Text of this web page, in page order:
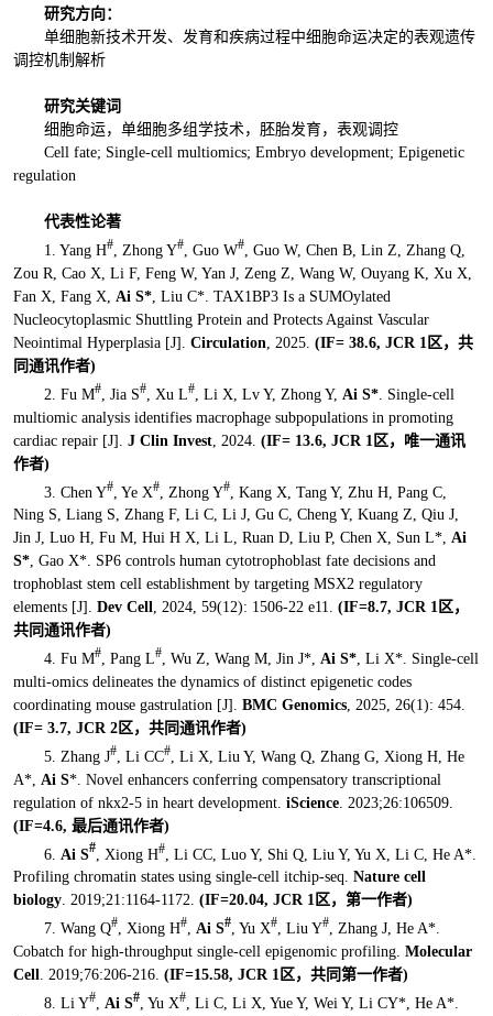
研究方向：
单细胞新技术开发、发育和疾病过程中细胞命运决定的表观遗传
调控机制解析
研究关键词
细胞命运，单细胞多组学技术，胚胎发育，表观调控
Cell fate; Single-cell multiomics; Embryo development; Epigenetic
regulation
代表性论著
1. Yang H#, Zhong Y#, Guo W#, Guo W, Chen B, Lin Z, Zhang Q,
Zou R, Cao X, Li F, Feng W, Yan J, Zeng Z, Wang W, Ouyang K, Xu X,
Fan X, Fang X, Ai S*, Liu C*. TAX1BP3 Is a SUMOylated
Nucleocytoplasmic Shuttling Protein and Protects Against Vascular
Neointimal Hyperplasia [J]. Circulation, 2025. (IF= 38.6, JCR 1区，共
同通讯作者)
2. Fu M#, Jia S#, Xu L#, Li X, Lv Y, Zhong Y, Ai S*. Single-cell
multiomic analysis identifies macrophage subpopulations in promoting
cardiac repair [J]. J Clin Invest, 2024. (IF=13.6, JCR 1区，唯一通讯
作者)
3. Chen Y#, Ye X#, Zhong Y#, Kang X, Tang Y, Zhu H, Pang C,
Ning S, Liang S, Zhang F, Li C, Li J, Gu C, Cheng Y, Kuang Z, Qiu J,
Jin J, Luo H, Fu M, Hui H X, Li L, Ruan D, Liu P, Chen X, Sun L*, Ai
S*, Gao X*. SP6 controls human cytotrophoblast fate decisions and
trophoblast stem cell establishment by targeting MSX2 regulatory
elements [J]. Dev Cell, 2024, 59(12): 1506-22 e11. (IF=8.7, JCR 1区，
共同通讯作者)
4. Fu M#, Pang L#, Wu Z, Wang M, Jin J*, Ai S*, Li X*. Single-cell
multi-omics delineates the dynamics of distinct epigenetic codes
coordinating mouse gastrulation [J]. BMC Genomics, 2025, 26(1): 454.
(IF= 3.7, JCR 2区，共同通讯作者)
5. Zhang J#, Li CC#, Li X, Liu Y, Wang Q, Zhang G, Xiong H, He
A*, Ai S*. Novel enhancers conferring compensatory transcriptional
regulation of nkx2-5 in heart development. iScience. 2023;26:106509.
(IF=4.6, 最后通讯作者)
6. Ai S#, Xiong H#, Li CC, Luo Y, Shi Q, Liu Y, Yu X, Li C, He A*.
Profiling chromatin states using single-cell itchip-seq. Nature cell
biology. 2019;21:1164-1172. (IF=20.04, JCR 1区，第一作者)
7. Wang Q#, Xiong H#, Ai S#, Yu X#, Liu Y#, Zhang J, He A*.
Cobatch for high-throughput single-cell epigenomic profiling. Molecular
Cell. 2019;76:206-216. (IF=15.58, JCR 1区，共同第一作者)
8. Li Y#, Ai S#, Yu X#, Li C, Li X, Yue Y, Wei Y, Li CY*, He A*.